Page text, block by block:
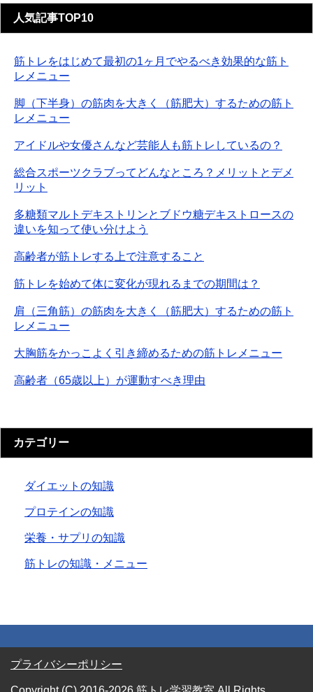
人気記事TOP10
筋トレをはじめて最初の1ヶ月でやるべき効果的な筋ト
レメニュー
脚（下半身）の筋肉を大きく（筋肥大）するための筋ト
レメニュー
アイドルや女優さんなど芸能人も筋トレしているの？
総合スポーツクラブってどんなところ？メリットとデメ
リット
多糖類マルトデキストリンとブドウ糖デキストロースの
違いを知って使い分けよう
高齢者が筋トレする上で注意すること
筋トレを始めて体に変化が現れるまでの期間は？
肩（三角筋）の筋肉を大きく（筋肥大）するための筋ト
レメニュー
大胸筋をかっこよく引き締めるための筋トレメニュー
高齢者（65歳以上）が運動すべき理由
カテゴリー
ダイエットの知識
プロテインの知識
栄養・サプリの知識
筋トレの知識・メニュー
プライバシーポリシー